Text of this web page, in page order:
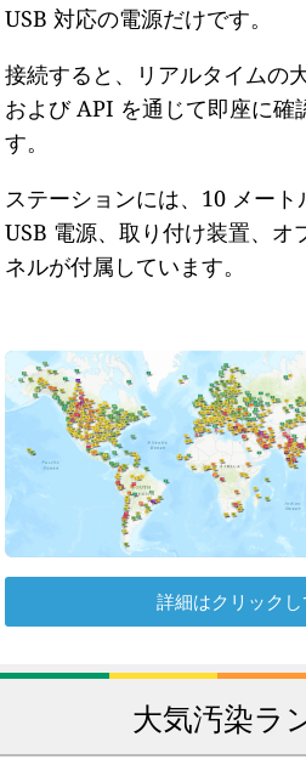
USB 対応の電源だけです。
接続すると、リアルタイムの
および API を通じて即座に確
す。
ステーションには、10 メート
USB 電源、取り付け装置、オ
ネルが付属しています。
詳細はクリック
大気汚染ラ